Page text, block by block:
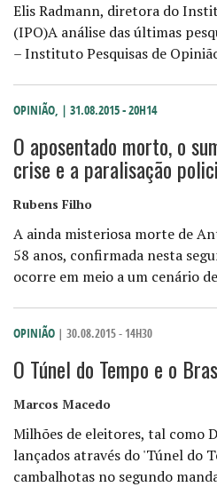
Elis Radmann, diretora do
(IPO)A análise das últimas
– Instituto Pesquisas de
OPINIÃO, | 31.08.2015 - 20H14
O aposentado morto, o
crise e a paralisação
Rubens Filho
A ainda misteriosa morte de
58 anos, confirmada nesta
ocorre em meio a um cenário
OPINIÃO | 30.08.2015 - 14H30
O Túnel do Tempo e o
Marcos Macedo
Milhões de eleitores, tal como
lançados através do 'Túnel do
cambalhotas no segundo